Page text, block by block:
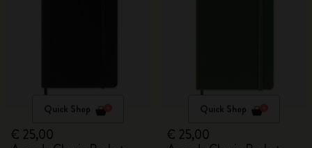
Quick Shop
€ 25,00
Quick Shop
€ 25,00